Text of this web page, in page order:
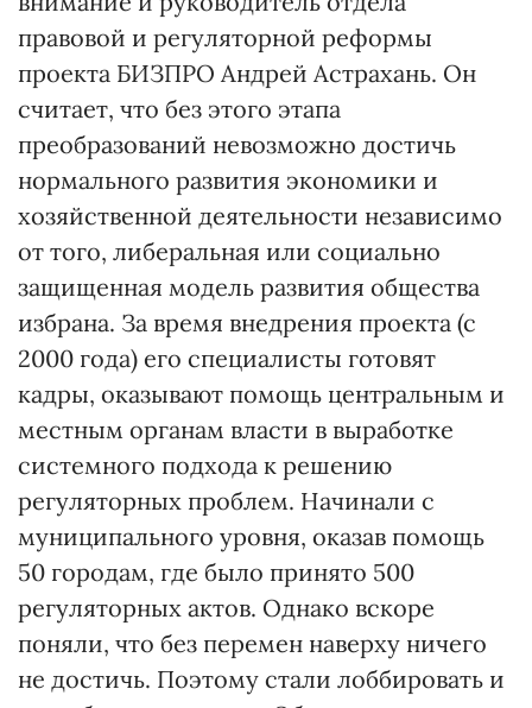
правовой и регуляторной реформы
проекта БИЗПРО Андрей Астрахань. Он
считает, что без этого этапа
преобразований невозможно достичь
нормального развития экономики и
хозяйственной деятельности независимо
от того, либеральная или социально
защищенная модель развития общества
избрана. За время внедрения проекта (с
2000 года) его специалисты готовят
кадры, оказывают помощь центральным и
местным органам власти в выработке
системного подхода к решению
регуляторных проблем. Начинали с
муниципального уровня, оказав помощь
50 городам, где было принято 500
регуляторных актов. Однако вскоре
поняли, что без перемен наверху ничего
не достичь. Поэтому стали лоббировать и